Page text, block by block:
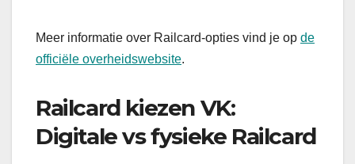
Meer informatie over Railcard-opties vind je op de
officiële overheidswebsite.
Railcard kiezen VK:
Digitale vs fysieke Railcard